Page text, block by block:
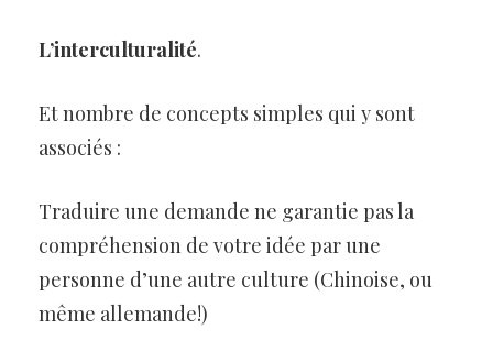
L’interculturalité.
Et nombre de concepts simples qui y sont
associés :
Traduire une demande ne garantie pas la
compréhension de votre idée par une
personne d’une autre culture (Chinoise, ou
même allemande!)